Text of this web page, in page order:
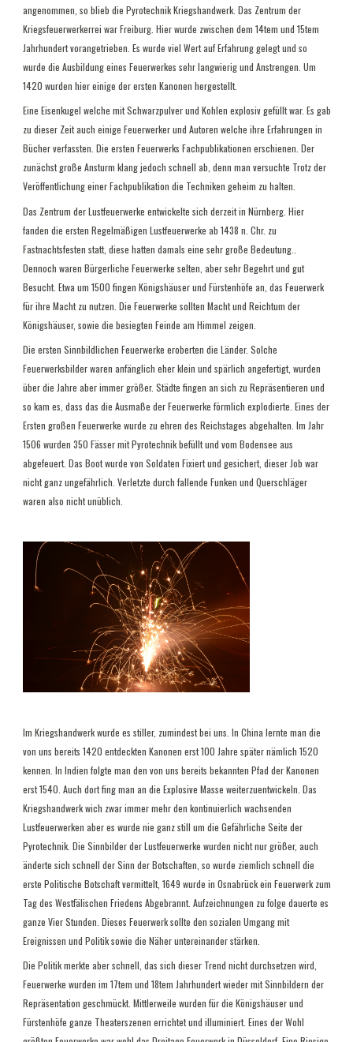
angenommen, so blieb die Pyrotechnik Kriegshandwerk. Das Zentrum der
Kriegsfeuerwerkerrei war Freiburg. Hier wurde zwischen dem 14tem und 15tem
Jahrhundert vorangetrieben. Es wurde viel Wert auf Erfahrung gelegt und so
wurde die Ausbildung eines Feuerwerkes sehr langwierig und Anstrengen. Um
1420 wurden hier einige der ersten Kanonen hergestellt.
Eine Eisenkugel welche mit Schwarzpulver und Kohlen explosiv gefüllt war. Es gab
zu dieser Zeit auch einige Feuerwerker und Autoren welche ihre Erfahrungen in
Bücher verfassten. Die ersten Feuerwerks Fachpublikationen erschienen. Der
zunächst große Ansturm klang jedoch schnell ab, denn man versuchte Trotz der
Veröffentlichung einer Fachpublikation die Techniken geheim zu halten.
Das Zentrum der Lustfeuerwerke entwickelte sich derzeit in Nürnberg. Hier
fanden die ersten Regelmäßigen Lustfeuerwerke ab 1438 n. Chr. zu
Fastnachtsfesten statt, diese hatten damals eine sehr große Bedeutung..
Dennoch waren Bürgerliche Feuerwerke selten, aber sehr Begehrt und gut
Besucht. Etwa um 1500 fingen Königshäuser und Fürstenhöfe an, das Feuerwerk
für ihre Macht zu nutzen. Die Feuerwerke sollten Macht und Reichtum der
Königshäuser, sowie die besiegten Feinde am Himmel zeigen.
Die ersten Sinnbildlichen Feuerwerke eroberten die Länder. Solche
Feuerwerksbilder waren anfänglich eher klein und spärlich angefertigt, wurden
über die Jahre aber immer größer. Städte fingen an sich zu Repräsentieren und
so kam es, dass das die Ausmaße der Feuerwerke förmlich explodierte. Eines der
Ersten großen Feuerwerke wurde zu ehren des Reichstages abgehalten. Im Jahr
1506 wurden 350 Fässer mit Pyrotechnik befüllt und vom Bodensee aus
abgefeuert. Das Boot wurde von Soldaten Fixiert und gesichert, dieser Job war
nicht ganz ungefährlich. Verletzte durch fallende Funken und Querschläger
waren also nicht unüblich.
Im Kriegshandwerk wurde es stiller, zumindest bei uns. In China lernte man die
von uns bereits 1420 entdeckten Kanonen erst 100 Jahre später nämlich 1520
kennen. In Indien folgte man den von uns bereits bekannten Pfad der Kanonen
erst 1540. Auch dort fing man an die Explosive Masse weiterzuentwickeln. Das
Kriegshandwerk wich zwar immer mehr den kontinuierlich wachsenden
Lustfeuerwerken aber es wurde nie ganz still um die Gefährliche Seite der
Pyrotechnik. Die Sinnbilder der Lustfeuerwerke wurden nicht nur größer, auch
änderte sich schnell der Sinn der Botschaften, so wurde ziemlich schnell die
erste Politische Botschaft vermittelt, 1649 wurde in Osnabrück ein Feuerwerk zum
Tag des Westfälischen Friedens Abgebrannt. Aufzeichnungen zu folge dauerte es
ganze Vier Stunden. Dieses Feuerwerk sollte den sozialen Umgang mit
Ereignissen und Politik sowie die Näher untereinander stärken.
Die Politik merkte aber schnell, das sich dieser Trend nicht durchsetzen wird,
Feuerwerke wurden im 17tem und 18tem Jahrhundert wieder mit Sinnbildern der
Repräsentation geschmückt. Mittlerweile wurden für die Königshäuser und
Fürstenhöfe ganze Theaterszenen errichtet und illuminiert. Eines der Wohl